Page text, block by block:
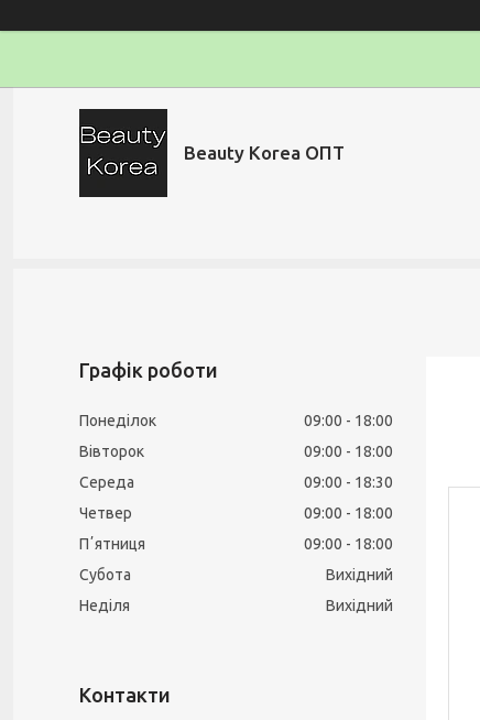
Beauty Korea ОПТ
Графік роботи
Понеділок 09:00
18:00
Вівторок
09:00
18:00
Середа
09:00
18:30
Четвер
09:00
18:00
Пʼятниця
09:00
18:00
Субота
Вихідний
Неділя
Вихідний